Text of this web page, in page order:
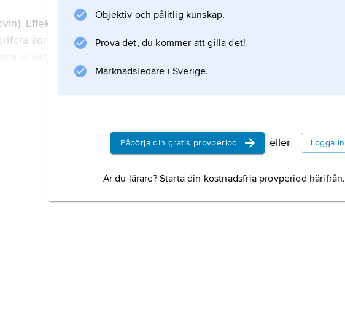
Effekterna är sammandragning av glatt muskulatur i blodkärl och
adrenerga funktioner samt en via centrala nervsystemet utlöst
effekten hos ergotamin och dihydroergotamin utnyttjas vid
Objektiv och pålitlig kunskap.
Prova det, du kommer att gilla det!
Marknadsledare i Sverige.
Påbörja din gratis provperiod eller Logga in
Är du lärare? Starta din kostnadsfria provperiod härifrån.